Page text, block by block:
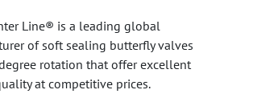
Line® is a leading global
of soft sealing butterfly valves
rotation that offer excellent
at competitive prices.